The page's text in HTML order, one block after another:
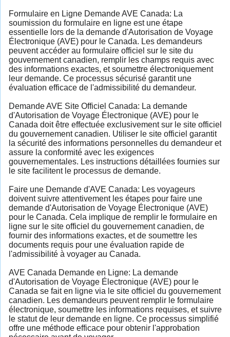
Formulaire en Ligne Demande AVE Canada: La
soumission du formulaire en ligne est une étape
essentielle lors de la demande d'Autorisation de Voyage
Électronique (AVE) pour le Canada. Les demandeurs
peuvent accéder au formulaire officiel sur le site du
gouvernement canadien, remplir les champs requis avec
des informations exactes, et soumettre électroniquement
leur demande. Ce processus sécurisé garantit une
évaluation efficace de l'admissibilité du demandeur.
Demande AVE Site Officiel Canada: La demande
d'Autorisation de Voyage Électronique (AVE) pour le
Canada doit être effectuée exclusivement sur le site officiel
du gouvernement canadien. Utiliser le site officiel garantit
la sécurité des informations personnelles du demandeur et
assure la conformité avec les exigences
gouvernementales. Les instructions détaillées fournies sur
le site facilitent le processus de demande.
Faire une Demande d'AVE Canada: Les voyageurs
doivent suivre attentivement les étapes pour faire une
demande d'Autorisation de Voyage Électronique (AVE)
pour le Canada. Cela implique de remplir le formulaire en
ligne sur le site officiel du gouvernement canadien, de
fournir des informations exactes, et de soumettre les
documents requis pour une évaluation rapide de
l'admissibilité à voyager au Canada.
AVE Canada Demande en Ligne: La demande
d'Autorisation de Voyage Électronique (AVE) pour le
Canada se fait en ligne via le site officiel du gouvernement
canadien. Les demandeurs peuvent remplir le formulaire
électronique, soumettre les informations requises, et suivre
le statut de leur demande en ligne. Ce processus simplifié
offre une méthode efficace pour obtenir l'approbation